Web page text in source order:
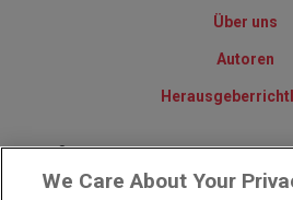
Über uns
Autoren
© 2010-2025 - Sportwettentest.net -
We Care About Your